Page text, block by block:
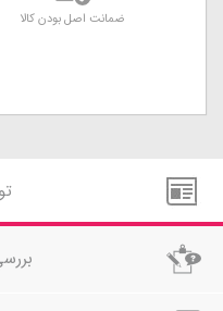
ضمانت اصل بودن کالا